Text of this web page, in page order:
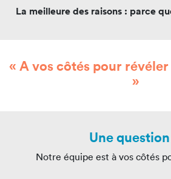
La meilleure des raisons : parce
« A vos côtés pour
»
Une
Notre équipe est à vos côtés